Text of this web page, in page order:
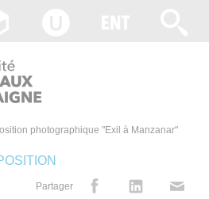
photographique "Exil à Manzanar"
Partager